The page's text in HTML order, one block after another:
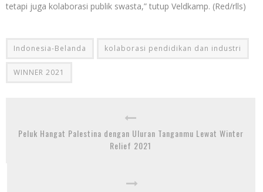
tetapi juga kolaborasi publik swasta,” tutup Veldkamp. (Red/rlls)
Indonesia-Belanda kolaborasi pendidikan dan industri
WINNER 2021
Peluk Hangat Palestina dengan Uluran Tanganmu Lewat Winter
Relief 2021